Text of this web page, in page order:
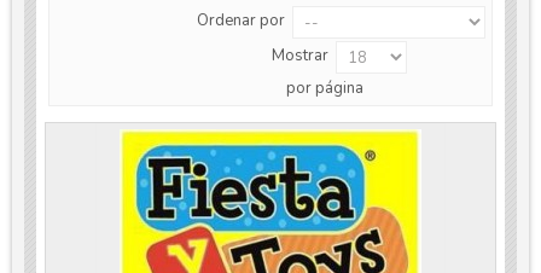
Ordenar por
Mostrar
por página